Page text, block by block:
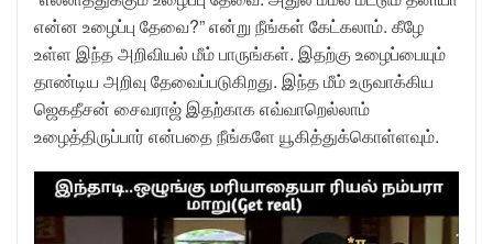
என்ன உழைப்பு தேவை?” என்று நீங்கள் கேட்கலாம். கீழே
உள்ள இந்த அறிவியல் மீம் பாருங்கள். இதற்கு உழைப்பையும்
தாண்டிய அறிவு தேவைப்படுகிறது. இந்த மீம் உருவாக்கிய
ஜெகதீசன் சைவராஜ் இதற்காக எவ்வாறெல்லாம்
உழைத்திருப்பார் என்பதை நீங்களே யூகித்துக்கொள்ளவும்.